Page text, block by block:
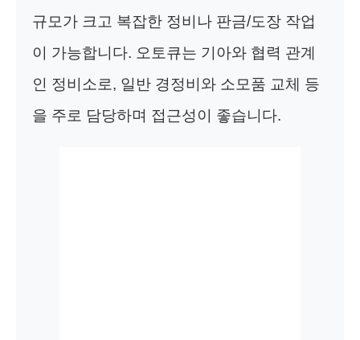
규모가 크고 복잡한 정비나 판금/도장 작업
이 가능합니다. 오토큐는 기아와 협력 관계
인 정비소로, 일반 경정비와 소모품 교체 등
을 주로 담당하며 접근성이 좋습니다.